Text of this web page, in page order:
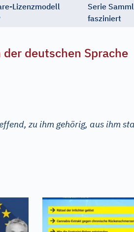
Lizenzmodell
Serie
fasziniert
deutschen Sprache
zu ihm gehörig, aus ihm